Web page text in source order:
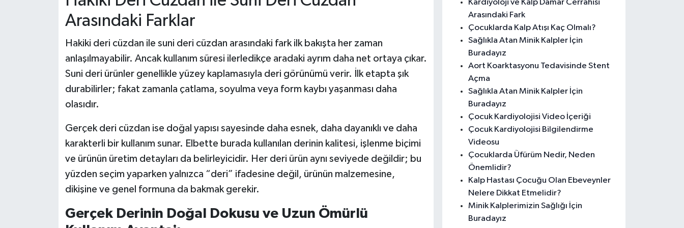
Arasındaki Farklar
Hakiki deri cüzdan ile suni deri cüzdan arasındaki fark ilk bakışta her zaman
anlaşılmayabilir. Ancak kullanım süresi ilerledikçe aradaki ayrım daha net ortaya çıkar.
Suni deri ürünler genellikle yüzey kaplamasıyla deri görünümü verir. İlk etapta şık
durabilirler; fakat zamanla çatlama, soyulma veya form kaybı yaşanması daha
olasıdır.
Gerçek deri cüzdan ise doğal yapısı sayesinde daha esnek, daha dayanıklı ve daha
karakterli bir kullanım sunar. Elbette burada kullanılan derinin kalitesi, işlenme biçimi
ve ürünün üretim detayları da belirleyicidir. Her deri ürün aynı seviyede değildir; bu
yüzden seçim yaparken yalnızca “deri” ifadesine değil, ürünün malzemesine,
dikişine ve genel formuna da bakmak gerekir.
Gerçek Derinin Doğal Dokusu ve Uzun Ömürlü
Kardiyoloji ve Kalp Damar Cerrahisi
Arasındaki Fark
Çocuklarda Kalp Atışı Kaç Olmalı?
Sağlıkla Atan Minik Kalpler İçin
Buradayız
Aort Koarktasyonu Tedavisinde Stent
Açma
Sağlıkla Atan Minik Kalpler İçin
Buradayız
Çocuk Kardiyolojisi Video İçeriği
Çocuk Kardiyolojisi Bilgilendirme
Videosu
Çocuklarda Üfürüm Nedir, Neden
Önemlidir?
Kalp Hastası Çocuğu Olan Ebeveynler
Nelere Dikkat Etmelidir?
Minik Kalplerimizin Sağlığı İçin
Buradayız